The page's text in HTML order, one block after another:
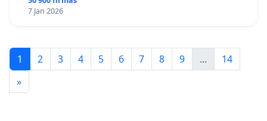
7 Jan 2026
1 2 3 4 5 6 7 8 9 ...
14
»